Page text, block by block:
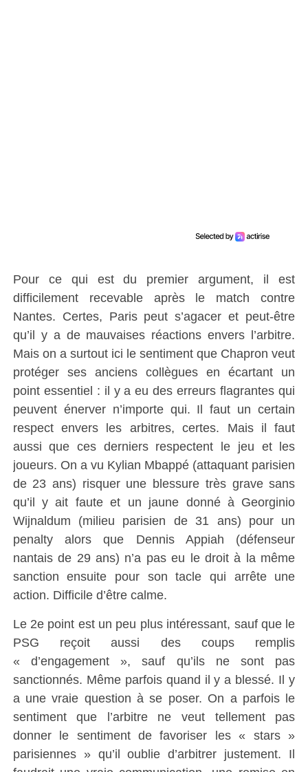
Pour ce qui est du premier argument, il est
difficilement recevable après le match contre
Nantes. Certes, Paris peut s’agacer et peut-être
qu’il y a de mauvaises réactions envers l’arbitre.
Mais on a surtout ici le sentiment que Chapron veut
protéger ses anciens collègues en écartant un
point essentiel : il y a eu des erreurs flagrantes qui
peuvent énerver n’importe qui. Il faut un certain
respect envers les arbitres, certes. Mais il faut
aussi que ces derniers respectent le jeu et les
joueurs. On a vu Kylian Mbappé (attaquant parisien
de 23 ans) risquer une blessure très grave sans
qu’il y ait faute et un jaune donné à Georginio
Wijnaldum (milieu parisien de 31 ans) pour un
penalty alors que Dennis Appiah (défenseur
nantais de 29 ans) n’a pas eu le droit à la même
sanction ensuite pour son tacle qui arrête une
action. Difficile d’être calme.
Le 2e point est un peu plus intéressant, sauf que le
PSG reçoit aussi des coups remplis
« d’engagement », sauf qu’ils ne sont pas
sanctionnés. Même parfois quand il y a blessé. Il y
a une vraie question à se poser. On a parfois le
sentiment que l’arbitre ne veut tellement pas
donner le sentiment de favoriser les « stars »
parisiennes » qu’il oublie d’arbitrer justement. Il